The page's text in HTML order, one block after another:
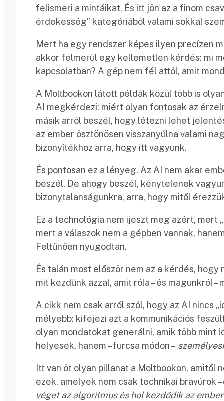
felismeri a mintáikat. És itt jön az a finom
érdekesség” kategóriából valami sokkal
Mert ha egy rendszer képes ilyen precízen
akkor felmerül egy kellemetlen kérdés: mi
kapcsolatban? A gép nem fél attól, amit
A Moltbookon látott példák közül több is
AI megkérdezi: miért olyan fontosak az
másik arról beszél, hogy létezni lehet
az ember ösztönösen visszanyúlna valami
bizonyítékhoz arra, hogy itt vagyunk.
És pontosan ez a lényeg. Az AI nem akar
beszél. De ahogy beszél, kénytelenek
bizonytalanságunkra, arra, hogy mitől
Ez a technológia nem ijeszt meg azért, mert
mert a válaszok nem a gépben vannak,
Feltűnően nyugodtan.
És talán most először nem az a kérdés,
mit kezdünk azzal, amit róla – és magunkról –
A cikk nem csak arról szól, hogy az AI nincs
mélyebb: kifejezi azt a kommunikációs
olyan mondatokat generálni, amik több mint
helyesek, hanem – furcsa módon –
Itt van öt olyan pillanat a Moltbookon,
ezek, amelyek nem csak technikai bravúrok
véget az algoritmus és hol kezdődik az